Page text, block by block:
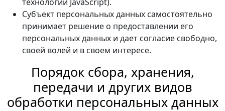
Субъект персональных данных самостоятельно
принимает решение о предоставлении его
персональных данных и дает согласие свободно,
своей волей и в своем интересе.
Порядок сбора, хранения,
передачи и других видов
обработки персональных данных